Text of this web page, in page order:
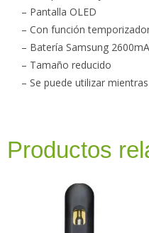
– Pantalla OLED
– Con función
– Batería Samsung
– Tamaño reducido
– Se puede utilizar
Productos